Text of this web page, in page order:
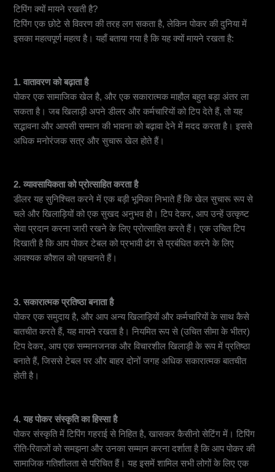
टिपिंग क्यों मायने रखती है?
टिपिंग एक छोटे से विवरण की तरह लग सकता है, लेकिन पोकर की दुनिया में
इसका महत्वपूर्ण महत्व है। यहाँ बताया गया है कि यह क्यों मायने रखता है:
1. वातावरण को बढ़ाता है
पोकर एक सामाजिक खेल है, और एक सकारात्मक माहौल बहुत बड़ा अंतर ला
सकता है। जब खिलाड़ी अपने डीलर और कर्मचारियों को टिप देते हैं, तो यह
सद्भावना और आपसी सम्मान की भावना को बढ़ावा देने में मदद करता है। इससे
अधिक मनोरंजक सत्र और सुचारू खेल होते हैं।
2. व्यावसायिकता को प्रोत्साहित करता है
डीलर यह सुनिश्चित करने में एक बड़ी भूमिका निभाते हैं कि खेल सुचारू रूप से
चले और खिलाड़ियों को एक सुखद अनुभव हो। टिप देकर, आप उन्हें उत्कृष्ट
सेवा प्रदान करना जारी रखने के लिए प्रोत्साहित करते हैं। एक उचित टिप
दिखाती है कि आप पोकर टेबल को प्रभावी ढंग से प्रबंधित करने के लिए
आवश्यक कौशल को पहचानते हैं।
3. सकारात्मक प्रतिष्ठा बनाता है
पोकर एक समुदाय है, और आप अन्य खिलाड़ियों और कर्मचारियों के साथ कैसे
बातचीत करते हैं, यह मायने रखता है। नियमित रूप से (उचित सीमा के भीतर)
टिप देकर, आप एक सम्मानजनक और विचारशील खिलाड़ी के रूप में प्रतिष्ठा
बनाते हैं, जिससे टेबल पर और बाहर दोनों जगह अधिक सकारात्मक बातचीत
होती है।
4. यह पोकर संस्कृति का हिस्सा है
पोकर संस्कृति में टिपिंग गहराई से निहित है, खासकर कैसीनो सेटिंग में। टिपिंग
रीति-रिवाजों को समझना और उनका सम्मान करना दर्शाता है कि आप पोकर की
सामाजिक गतिशीलता से परिचित हैं। यह इसमें शामिल सभी लोगों के लिए एक